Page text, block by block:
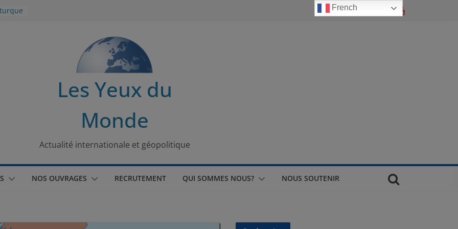
Les Yeux du
Monde
Actualité internationale et géopolitique
NOS OUVRAGES RECRUTEMENT QUI SOMMES NOUS? NOUS SOUTENIR
French